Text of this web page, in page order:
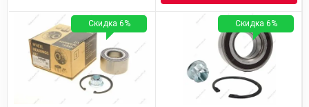
Скидка 6% Скидка 6%